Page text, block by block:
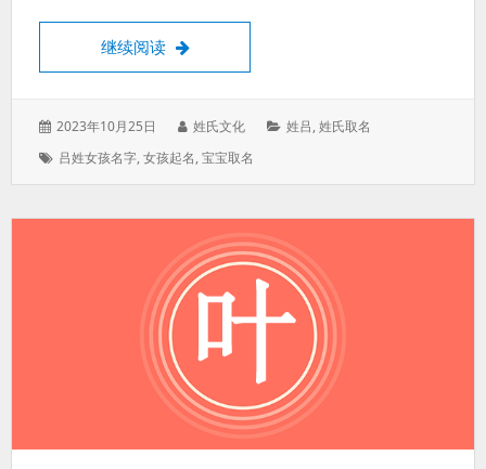
继续阅读 吕姓女孩聪慧美丽的名字属龙，吕姓女孩三
发
于：
2023年10月25日
作
姓氏文化
分
姓吕,姓氏取名
标
吕姓女孩名字,女孩起名,宝宝取名